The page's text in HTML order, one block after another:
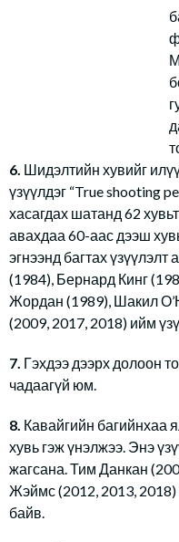
6. Шидэлтийн хувийг
үзүүлдэг “True shooting
хасагдах шатанд 62
авахдаа 60-аас дээш
эгнээнд багтах
(1984), Бернард Кинг
Жордан (1989), Шакил
(2009, 2017, 2018) ийм
7. Гэхдээ дээрх долоон
чадаагүй юм.
8. Кавайгийн багийнхаа
хувь гэж үнэлжээ. Энэ
жагсана. Тим Данкан
Жэймс (2012, 2013, 2018)
байв.